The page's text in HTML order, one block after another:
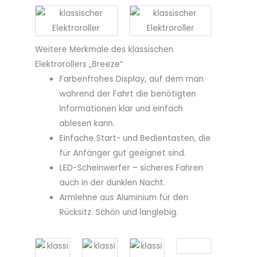
Weitere Merkmale des klassischen
Elektrorollers „Breeze“
Farbenfrohes Display, auf dem man
während der Fahrt die benötigten
Informationen klar und einfach
ablesen kann.
Einfache Start- und Bedientasten, die
für Anfänger gut geeignet sind.
LED-Scheinwerfer – sicheres Fahren
auch in der dunklen Nacht.
Armlehne aus Aluminium für den
Rücksitz. Schön und langlebig.